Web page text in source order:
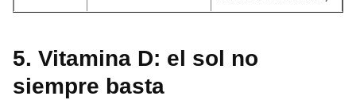
5. Vitamina D: el sol no
siempre basta